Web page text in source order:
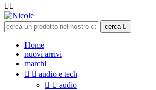

cerca 
Home
nuovi arrivi
marchi
  audio e tech
  audio